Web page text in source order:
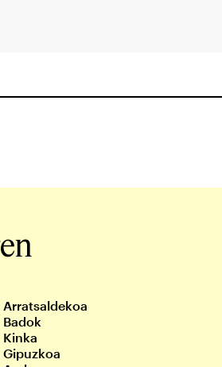
Arratsaldekoa
Badok
Kinka
Gipuzkoa